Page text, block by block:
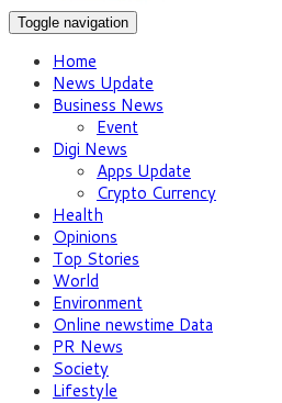
Toggle navigation
Home
News Update
Business News
Event
Digi News
Apps Update
Crypto Currency
Health
Opinions
Top Stories
World
Environment
Online newstime Data
PR News
Society
Lifestyle